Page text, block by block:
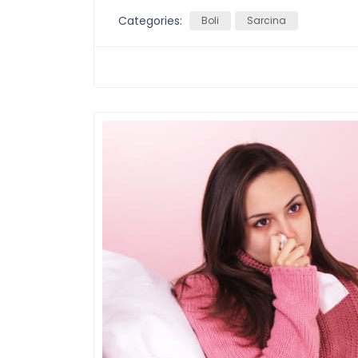
Categories: Boli Sarcina